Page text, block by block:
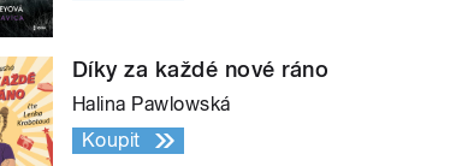
Díky za každé nové ráno
Halina Pawlowská
Koupit